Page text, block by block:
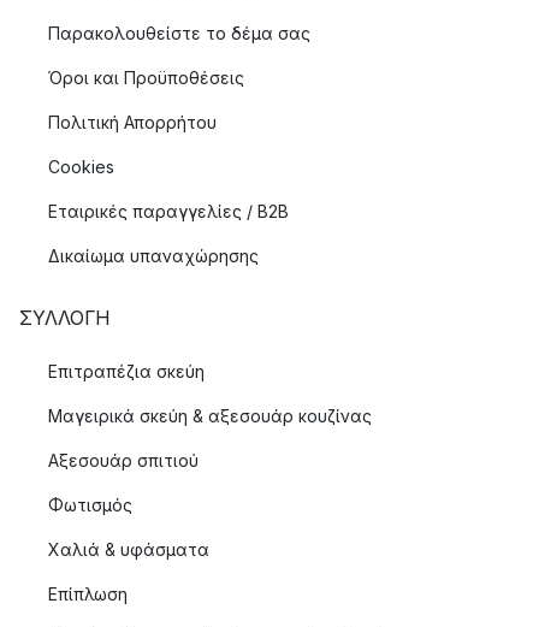
Παρακολουθείστε το δέμα σας
Όροι και Προϋποθέσεις
Πολιτική Απορρήτου
Cookies
Εταιρικές παραγγελίες / B2B
Δικαίωμα υπαναχώρησης
ΣΥΛΛΟΓΉ
Επιτραπέζια σκεύη
Μαγειρικά σκεύη & αξεσουάρ κουζίνας
Αξεσουάρ σπιτιού
Φωτισμός
Χαλιά & υφάσματα
Επίπλωση